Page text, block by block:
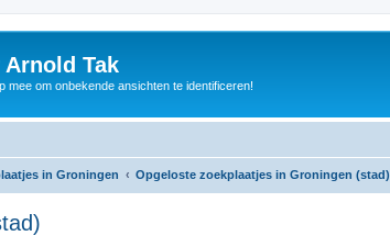
Tak
mee om onbekende ansichten te identificeren!
in Groningen Opgeloste zoekplaatjes in Groningen (stad)